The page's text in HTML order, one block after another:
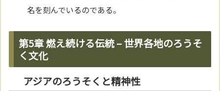
名を刻んでいるのである。
第5章 燃え続ける伝統 – 世界各地のろうそ
く文化
アジアのろうそくと精神性